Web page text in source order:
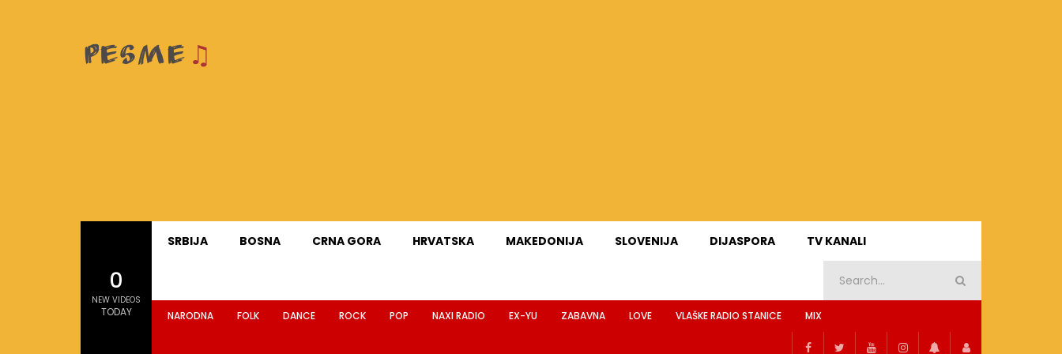
0
NEW VIDEOS
TODAY
SRBIJA BOSNA CRNA GORA HRVATSKA MAKEDONIJA SLOVENIJA DIJASPORA TV KANALI
NARODNA FOLK DANCE ROCK POP NAXI RADIO EX-YU ZABAVNA LOVE VLAŠKE RADIO STANICE MIX